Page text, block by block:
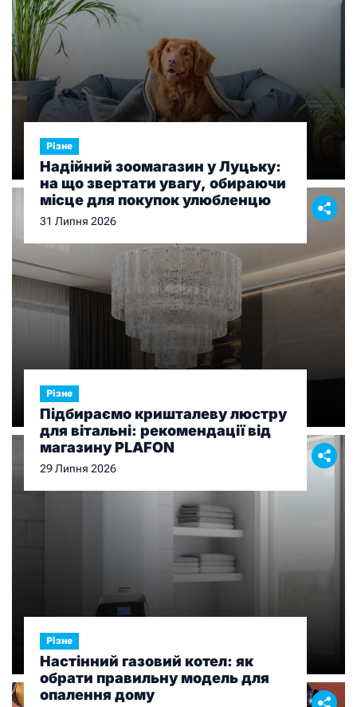
Різне
Надійний зоомагазин у Луцьку:
на що звертати увагу, обираючи
місце для покупок улюбленцю
31 Липня 2026
Різне
Підбираємо кришталеву люстру
для вітальні: рекомендації від
магазину PLAFON
29 Липня 2026
Різне
Настінний газовий котел: як
обрати правильну модель для
опалення дому